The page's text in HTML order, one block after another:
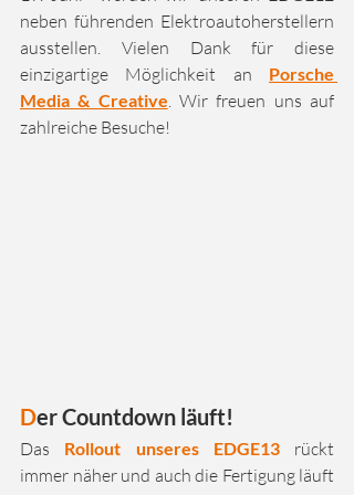
neben führenden Elektroautoherstellern
ausstellen. Vielen Dank für diese
einzigartige Möglichkeit an Porsche
Media & Creative. Wir freuen uns auf
zahlreiche Besuche!
Der Countdown läuft!
Das Rollout unseres EDGE13 rückt
immer näher und auch die Fertigung läuft